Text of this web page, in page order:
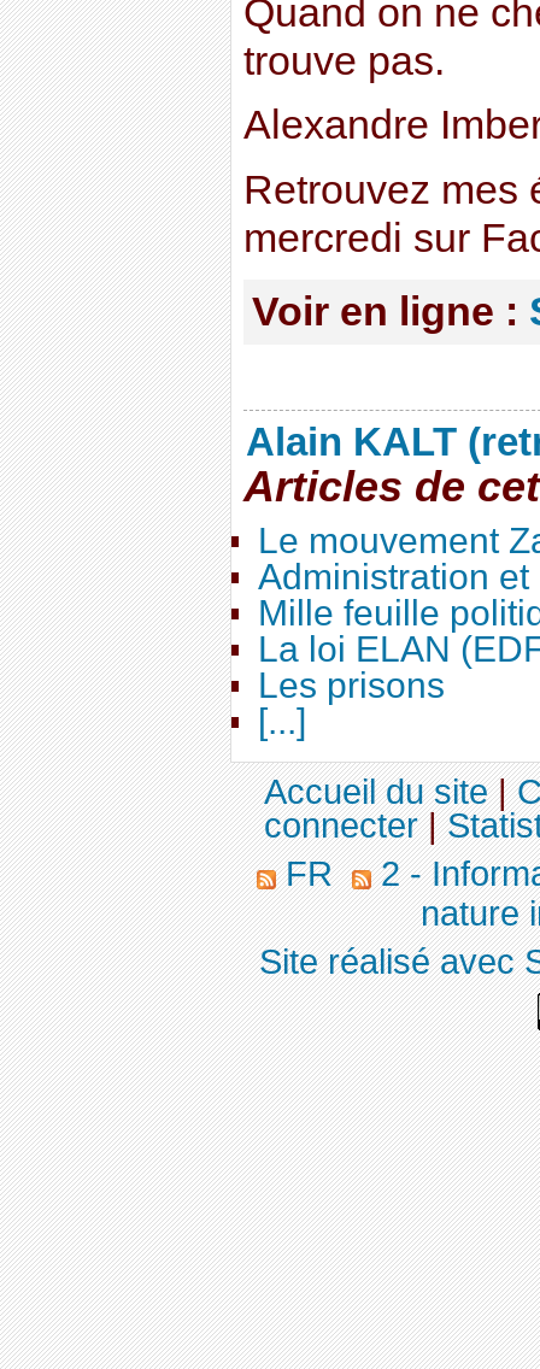
Quand on ne
trouve pas.
Alexandre
Retrouvez mes
mercredi sur
Voir en ligne :
Alain KALT
Articles de
Le mouvement
Administration
Mille feuille
La loi ELAN
Les prisons
[...]
Accueil du site|
connecter|
FR
2 -
nature
Site réalisé avec